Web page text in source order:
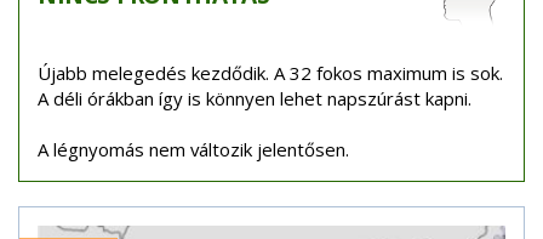
Újabb melegedés kezdődik. A 32 fokos maximum is sok.
A déli órákban így is könnyen lehet napszúrást kapni.
A légnyomás nem változik jelentősen.